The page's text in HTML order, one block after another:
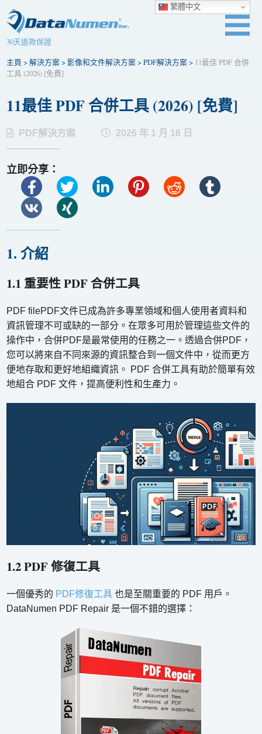
30天退款保證
主頁 >解決方案>影像和文件解決方案>PDF解決方案> 11最佳 PDF 合併
工具 (2026) [免費]
11最佳 PDF 合併工具 (2026) [免費]
PDF解決方案 2026 年 1 月 16 日
立即分享：
1. 介紹
1.1 重要性 PDF 合併工具
PDF filePDF文件已成為許多專業領域和個人使用者資料和
資訊管理不可或缺的一部分。在眾多可用於管理這些文件的
操作中，合併PDF是最常使用的任務之一。透過合併PDF，
您可以將來自不同來源的資訊整合到一個文件中，從而更方
便地存取和更好地組織資訊。 PDF 合併工具有助於簡單有效
地組合 PDF 文件，提高便利性和生產力。
1.2 PDF 修復工具
一個優秀的 PDF修復工具 也是至關重要的 PDF 用戶。
DataNumen PDF Repair 是一個不錯的選擇：
繁體中文